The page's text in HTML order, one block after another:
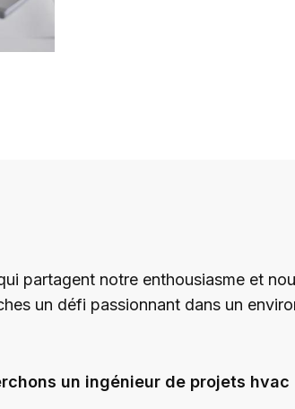
partagent notre enthousiasme et
un défi passionnant dans un
un ingénieur de projets